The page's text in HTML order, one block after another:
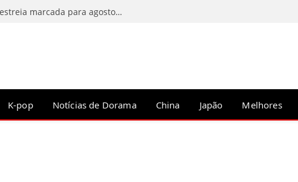
C-Drama Predestined Meeting tem estreia marcada para agosto de 2026
K-pop Notícias de Dorama China Japão Melhores